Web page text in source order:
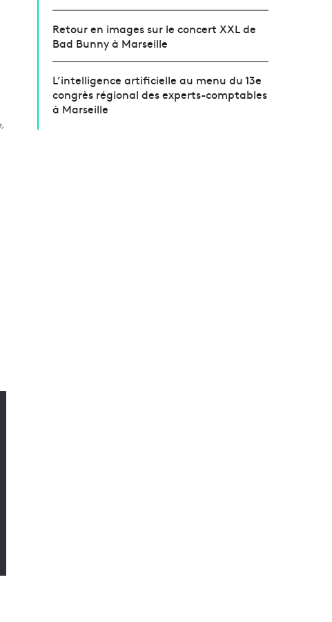
Retour en images sur le concert XXL de
Bad Bunny à Marseille
L’intelligence artificielle au menu du 13e
congrès régional des experts-comptables
à Marseille